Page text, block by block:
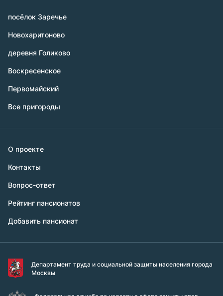
посёлок Заречье
Новохаритоново
деревня Голиково
Воскресенское
Первомайский
Все пригороды
О проекте
Контакты
Вопрос-ответ
Рейтинг пансионатов
Добавить пансионат
Департамент труда и социальной защиты населения города
Москвы